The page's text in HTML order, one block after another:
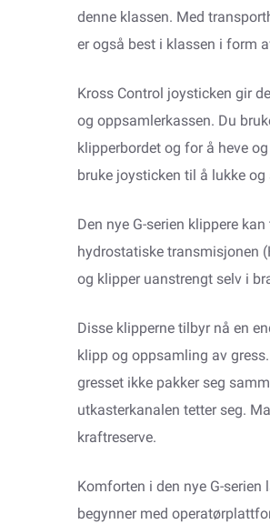
denne klassen. Med
er også best i klassen i form
Kross Control joysticken gir
og oppsamlerkassen. Du
klipperbordet og for å heve
bruke joysticken til å lukke og
Den nye G-serien klippere
hydrostatiske transmisjonen
og klipper uanstrengt selv i
Disse klipperne tilbyr nå en
klipp og oppsamling av
gresset ikke pakker seg
utkasterkanalen tetter seg.
kraftreserve.
Komforten i den nye G-
begynner med